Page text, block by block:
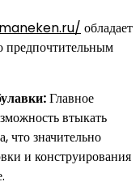
обладает
предпочтительным
Главное
втыкать
что значительно
и конструирования